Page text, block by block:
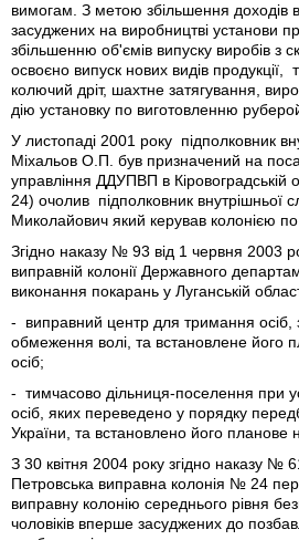
вимогам. З метою збільшення доходів
засуджених на виробництві установи
збільшенню об'ємів випуску виробів з
освоєно випуск нових видів продукції,
колючий дріт, шахтне затягування,
дію установку по виготовленню
У листопаді 2001 року підполковник
Міхальов О.П. був призначений на
управління ДДУПВП в Кіровоградській
24) очолив підполковник внутрішньої
Миколайович який керував колонією
Згідно наказу № 93 від 1 червня 2003
виправній колонії Державного
виконання покарань у Луганській
- виправний центр для тримання осіб,
обмеження волі, та встановлене його
осіб;
- тимчасово дільниця-поселення при
осіб, яких переведено у порядку
України, та встановлено його планове
З 30 квітня 2004 року згідно наказу №
Петровська виправна колонія № 24
виправну колонію середнього рівня
чоловіків вперше засуджених до